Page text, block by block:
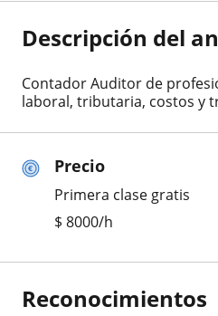
Precio
Primera clase gratis
$ 8000/h
Descripción del
Contador Auditor de
laboral, tributaria, costos y
Reconocimientos